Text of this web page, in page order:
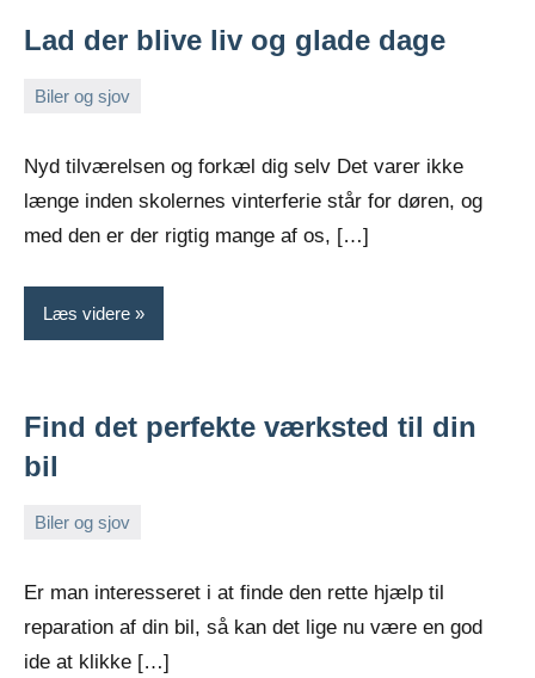
Lad der blive liv og glade dage
Biler og sjov
2022
Nyd tilværelsen og forkæl dig selv Det varer ikke
længe inden skolernes vinterferie står for døren, og
med den er der rigtig mange af os, […]
Læs videre
Find det perfekte værksted til din
bil
Biler og sjov
2022
Er man interesseret i at finde den rette hjælp til
reparation af din bil, så kan det lige nu være en god
ide at klikke […]